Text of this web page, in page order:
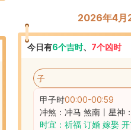
2026年4月
今日有6个吉时、 7个凶时
子
甲子时00:00-00:59
冲煞：冲马 煞南丨星神
时宜：祈福 订婚 嫁娶